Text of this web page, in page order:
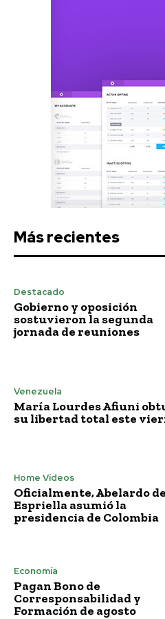
Más recientes
Destacado
Gobierno y oposición
sostuvieron la segunda
jornada de reuniones
Venezuela
María Lourdes Afiuni
su libertad total este
Home Vídeos
Oficialmente, Abelardo
Espriella asumió la
presidencia de Colombia
Economía
Pagan Bono de
Corresponsabilidad y
Formación de agosto